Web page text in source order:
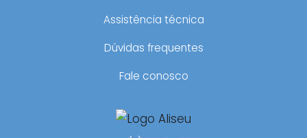
Assistência técnica
Dúvidas frequentes
Fale conosco